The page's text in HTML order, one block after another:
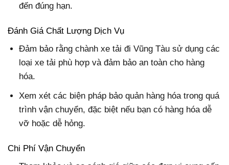
đến đúng hạn.
Đánh Giá Chất Lượng Dịch Vụ
Đảm bảo rằng chành xe tải đi Vũng Tàu sử dụng các
loại xe tải phù hợp và đảm bảo an toàn cho hàng
hóa.
Xem xét các biện pháp bảo quản hàng hóa trong quá
trình vận chuyển, đặc biệt nếu bạn có hàng hóa dễ
vỡ hoặc dễ hỏng.
Chi Phí Vận Chuyển